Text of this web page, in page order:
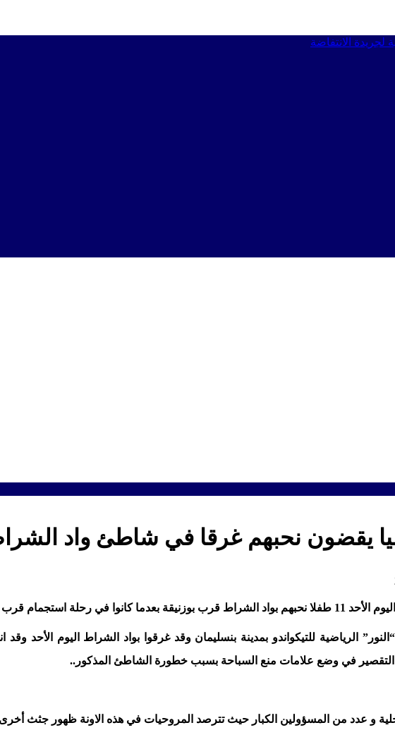
استجمام قرب الواد.
الرياضية للتيكواندو بمدينة بنسليمان وقد غرقوا بواد الشراط اليوم
التقصير في وضع علامات منع السباحة بسبب خطورة الشاطئ المذكور..
و عدد من المسؤولين الكبار حيث تترصد المروحيات في هذه الاونة ظهور جثث أخرى